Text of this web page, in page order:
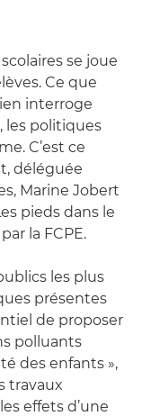
se joue
Ce que
interroge
les politiques
C’est ce
déléguée
Marine Jobert
pieds dans le
la FCPE.
les plus
présentes
de proposer
polluants
des enfants »,
travaux
effets d’une